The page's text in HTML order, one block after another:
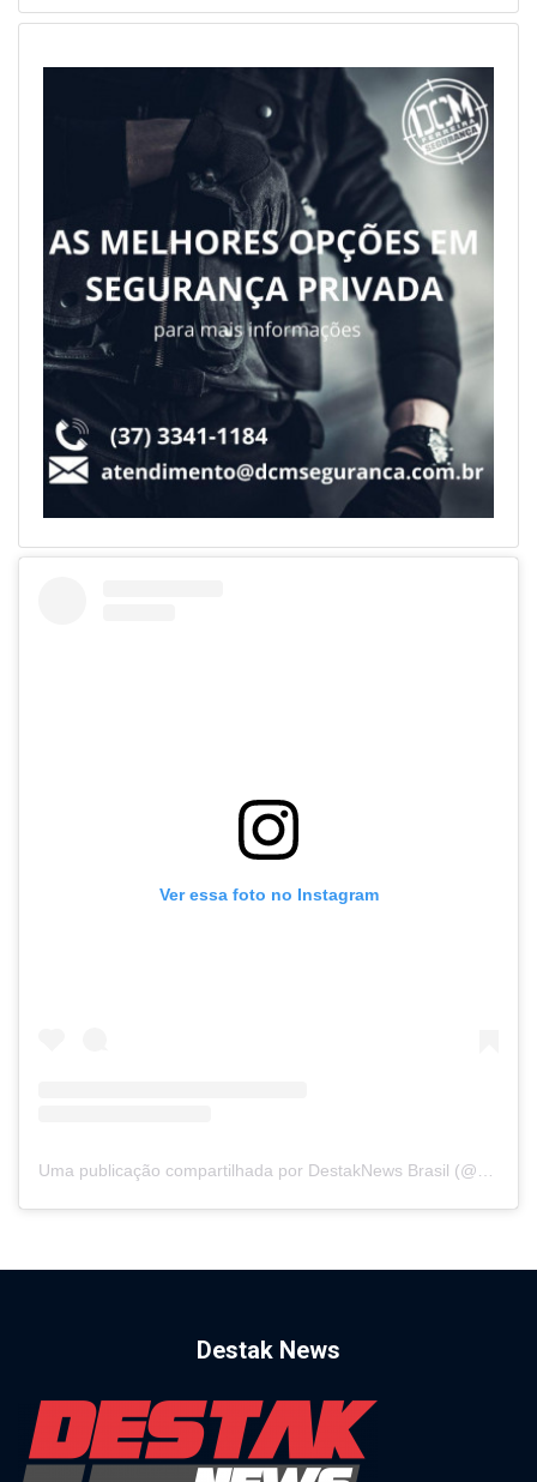
Ver essa foto no Instagram
Uma publicação compartilhada por DestakNews Brasil (@destaknewsbrasiloficial)
Destak News